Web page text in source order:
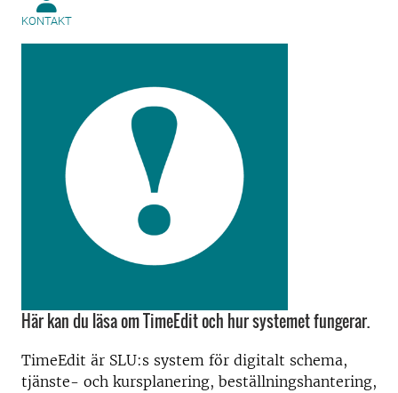
KONTAKT
Här kan du läsa om TimeEdit och hur systemet fungerar.
TimeEdit är SLU:s system för digitalt schema,
tjänste- och kursplanering, beställningshantering,